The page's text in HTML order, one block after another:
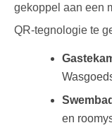
gekoppel aan een
QR-tegnologie te
en